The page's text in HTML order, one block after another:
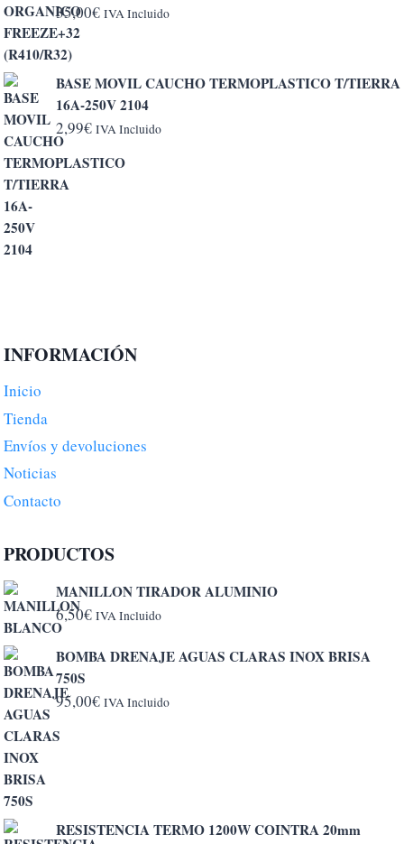
hasta
35,00€ IVA Incluido
BASE MOVIL CAUCHO TERMOPLASTICO T/TIERRA
16A-250V 2104
2,99€ IVA Incluido
INFORMACIÓN
Inicio
Tienda
Envíos y devoluciones
Noticias
Contacto
PRODUCTOS
MANILLON TIRADOR ALUMINIO
6,50€ IVA Incluido
BOMBA DRENAJE AGUAS CLARAS INOX BRISA
750S
95,00€ IVA Incluido
RESISTENCIA TERMO 1200W COINTRA 20mm